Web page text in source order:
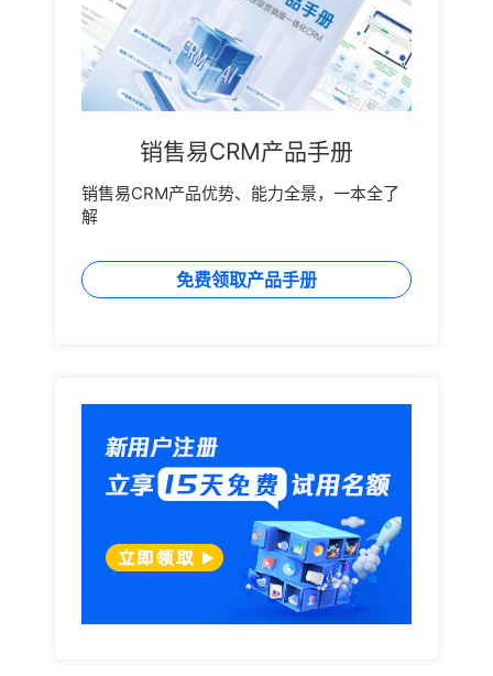
目进展、审批合同、分派任务，并通过销售行为管理功
能，全面掌握销售团队的客户拜访情况。同时，销售团
队还可以通过销售易CRM进行内部交流，分享业务数
据，进行报表分析，查看收款时间、回款比例等，这些
都将大大提升中油瑞飞内部的工作效率。销售易是一款
互联CRM。销售易一改传统CRM流程和表单的设计与
体验，做到了真正意义上的以“人”(销售人员)为中心，
无缝融合销售流程，销售知识库，团队协作以及日常办
公等核心功能于一体，通过便捷易用的移动端，让CRM
的枷锁，从而全面提升销售团队效率和业绩。销售易
CRM经过一段时间的运营后，用户数量已经过万，企业
销售易CRM产品手册
销售易CRM产品优势、能力全景，一本全了
解
免费领取产品手册